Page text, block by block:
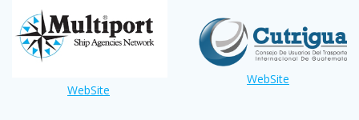
WebSite
WebSite